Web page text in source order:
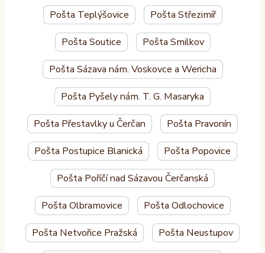
Pošta Teplýšovice Pošta Střezimíř
Pošta Soutice Pošta Smilkov
Pošta Sázava nám. Voskovce a Wericha
Pošta Pyšely nám. T. G. Masaryka
Pošta Přestavlky u Čerčan Pošta Pravonín
Pošta Postupice Blanická Pošta Popovice
Pošta Poříčí nad Sázavou Čerčanská
Pošta Olbramovice Pošta Odlochovice
Pošta Netvořice Pražská Pošta Neustupov